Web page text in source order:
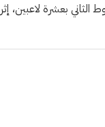
طوال الشوط الثاني بعشرة لاعبين، إثر